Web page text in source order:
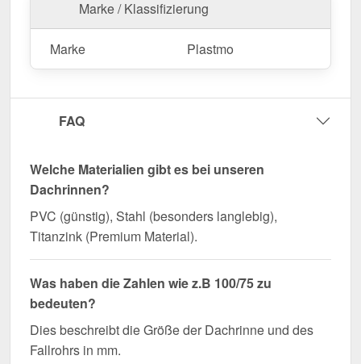
Marke / Klassifizierung
Marke Plastmo
FAQ
Welche Materialien gibt es bei unseren
Dachrinnen?
PVC (günstig), Stahl (besonders langlebig),
Titanzink (Premium Material).
Was haben die Zahlen wie z.B 100/75 zu
bedeuten?
Dies beschreibt die Größe der Dachrinne und des
Fallrohrs in mm.